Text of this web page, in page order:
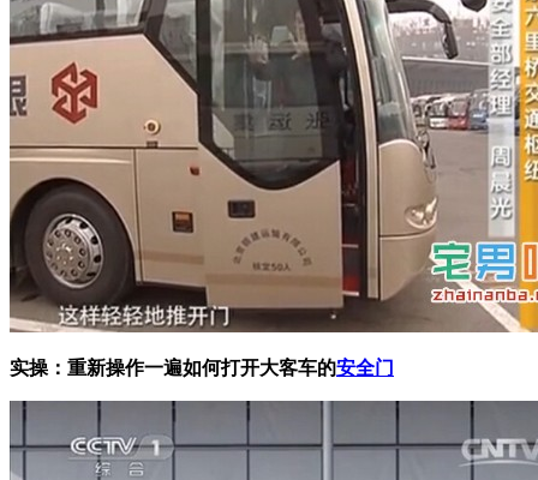
实操：重新操作一遍如何打开大客车的安全门